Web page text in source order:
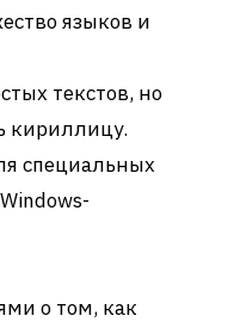
языков и
текстов, но
кириллицу.
специальных
о том, как